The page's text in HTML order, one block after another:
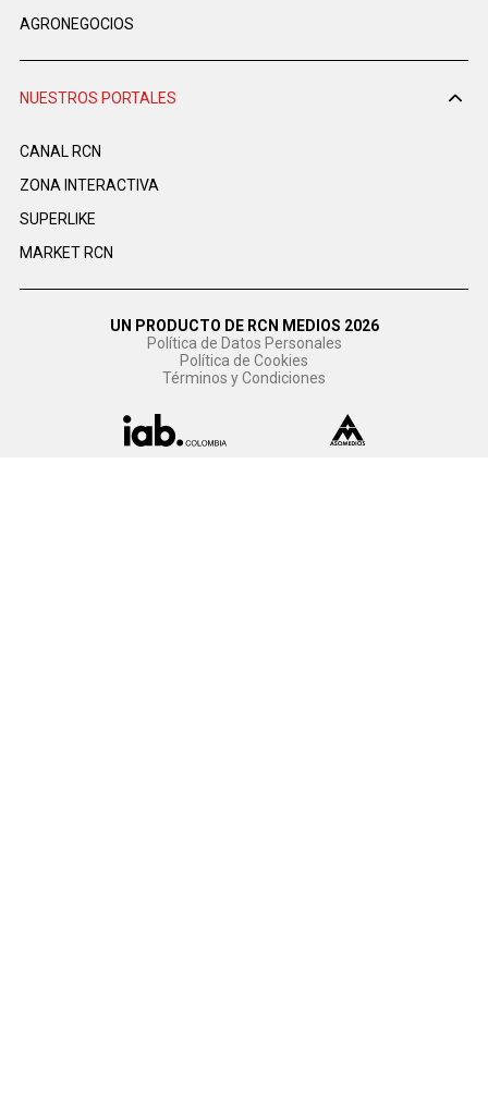
AGRONEGOCIOS
NUESTROS PORTALES
CANAL RCN
ZONA INTERACTIVA
SUPERLIKE
MARKET RCN
UN PRODUCTO DE RCN MEDIOS 2026
Política de Datos Personales
Política de Cookies
Términos y Condiciones